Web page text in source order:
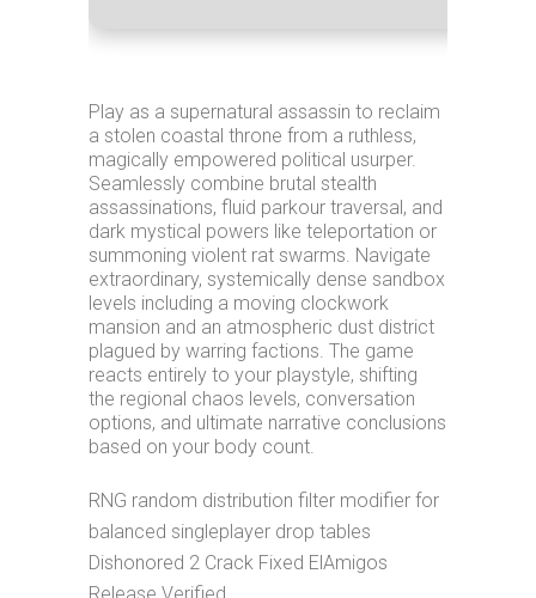
Play as a supernatural assassin to reclaim
a stolen coastal throne from a ruthless,
magically empowered political usurper.
Seamlessly combine brutal stealth
assassinations, fluid parkour traversal, and
dark mystical powers like teleportation or
summoning violent rat swarms. Navigate
extraordinary, systemically dense sandbox
levels including a moving clockwork
mansion and an atmospheric dust district
plagued by warring factions. The game
reacts entirely to your playstyle, shifting
the regional chaos levels, conversation
options, and ultimate narrative conclusions
based on your body count.
RNG random distribution filter modifier for
balanced singleplayer drop tables
Dishonored 2 Crack Fixed ElAmigos